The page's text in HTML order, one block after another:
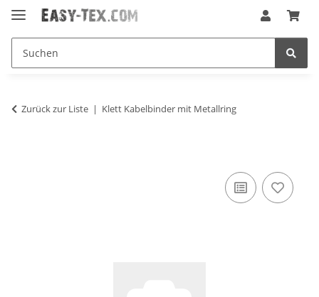
Zurück zur Liste Klett Kabelbinder mit Metallring